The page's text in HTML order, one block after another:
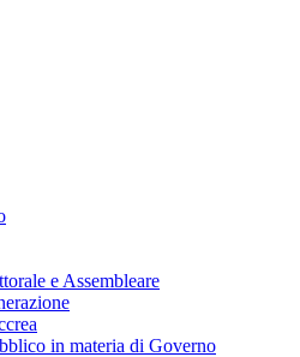
e Assembleare
in materia di Governo